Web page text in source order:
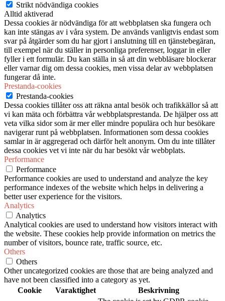
Strikt nödvändiga cookies
Alltid aktiverad
Dessa cookies är nödvändiga för att webbplatsen ska fungera och
kan inte stängas av i våra system. De används vanligtvis endast som
svar på åtgärder som du har gjort i anslutning till en tjänstebegäran,
till exempel när du ställer in personliga preferenser, loggar in eller
fyller i ett formulär. Du kan ställa in så att din webbläsare blockerar
eller varnar dig om dessa cookies, men vissa delar av webbplatsen
fungerar då inte.
Prestanda-cookies
Prestanda-cookies
Dessa cookies tillåter oss att räkna antal besök och trafikkällor så att
vi kan mäta och förbättra vår webbplatsprestanda. De hjälper oss att
veta vilka sidor som är mer eller mindre populära och hur besökare
navigerar runt på webbplatsen. Informationen som dessa cookies
samlar in är aggregerad och därför helt anonym. Om du inte tillåter
dessa cookies vet vi inte när du har besökt vår webbplats.
Performance
Performance
Performance cookies are used to understand and analyze the key
performance indexes of the website which helps in delivering a
better user experience for the visitors.
Analytics
Analytics
Analytical cookies are used to understand how visitors interact with
the website. These cookies help provide information on metrics the
number of visitors, bounce rate, traffic source, etc.
Others
Others
Other uncategorized cookies are those that are being analyzed and
have not been classified into a category as yet.
Cookie
Varaktighet
Beskrivning